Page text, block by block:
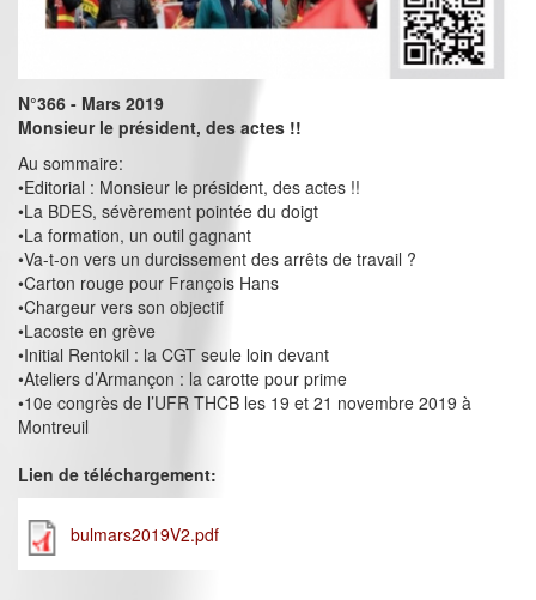
N°366 - Mars 2019
Monsieur le président, des actes !!
Au sommaire:
•Editorial : Monsieur le président, des actes !!
•La BDES, sévèrement pointée du doigt
•La formation, un outil gagnant
•Va-t-on vers un durcissement des arrêts de travail ?
•Carton rouge pour François Hans
•Chargeur vers son objectif
•Lacoste en grève
•Initial Rentokil : la CGT seule loin devant
•Ateliers d’Armançon : la carotte pour prime
•10e congrès de l’UFR THCB les 19 et 21 novembre 2019 à
Montreuil
Lien de téléchargement:
bulmars2019V2.pdf